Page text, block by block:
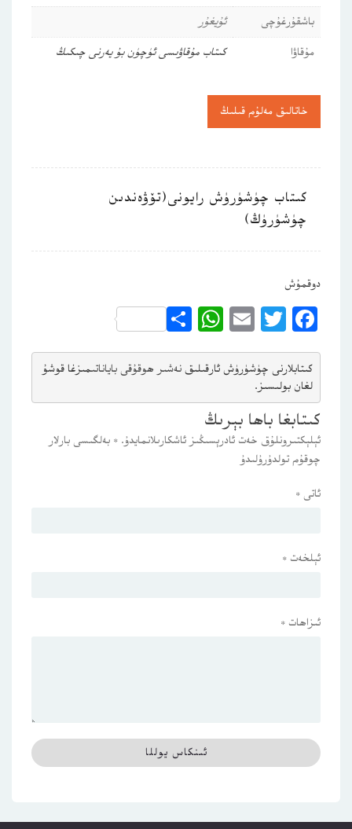
باشقۇرغۇچى
ئۇيغۇر
مۇقاۋا
كىتاب مۇقاۋىسى ئۈچۈن بۇ يەرنى چىكىڭ
خاتالىق مەلۇم قىلىڭ
كىتاب چۈشۈرۈش رايونى(تۆۋەندىن
چۈشۈرۈڭ)
دوقمۇش
Facebook
Twitter
Email
WhatsApp
Share
كىتابلارنى چۈشۈرۈش ئارقىلىق نەشىر ھوقۇقى باياناتىمىزغا قوشۇ
لغان بولىسىز.
كىتابغا باھا بېرىڭ
ئېلېكتىرونلۇق خەت ئادرېسىڭىز ئاشكارىلانمايدۇ. * بەلگىسى بارلار
چوقۇم تولدۇرۇلىدۇ
ئاتى *
ئېلخەت *
ئىزاھات *